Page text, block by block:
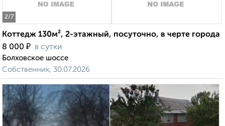
2/7
Коттедж 130м², 2-этажный, посуточно, в черте города
8 000 ₽ в сутки
Болховское шоссе
Собственник, 30.07.2026